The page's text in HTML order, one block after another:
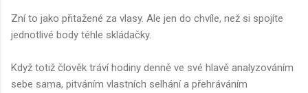
Zní to jako přitažené za vlasy. Ale jen do chvíle, než si spojíte
jednotlivé body téhle skládačky.
Když totiž člověk tráví hodiny denně ve své hlavě analyzováním
sebe sama, pitváním vlastních selhání a přehráváním